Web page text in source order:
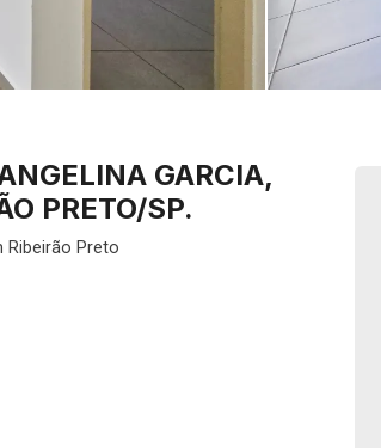
GARCIA,
PRETO/SP.
Ribeirão Preto